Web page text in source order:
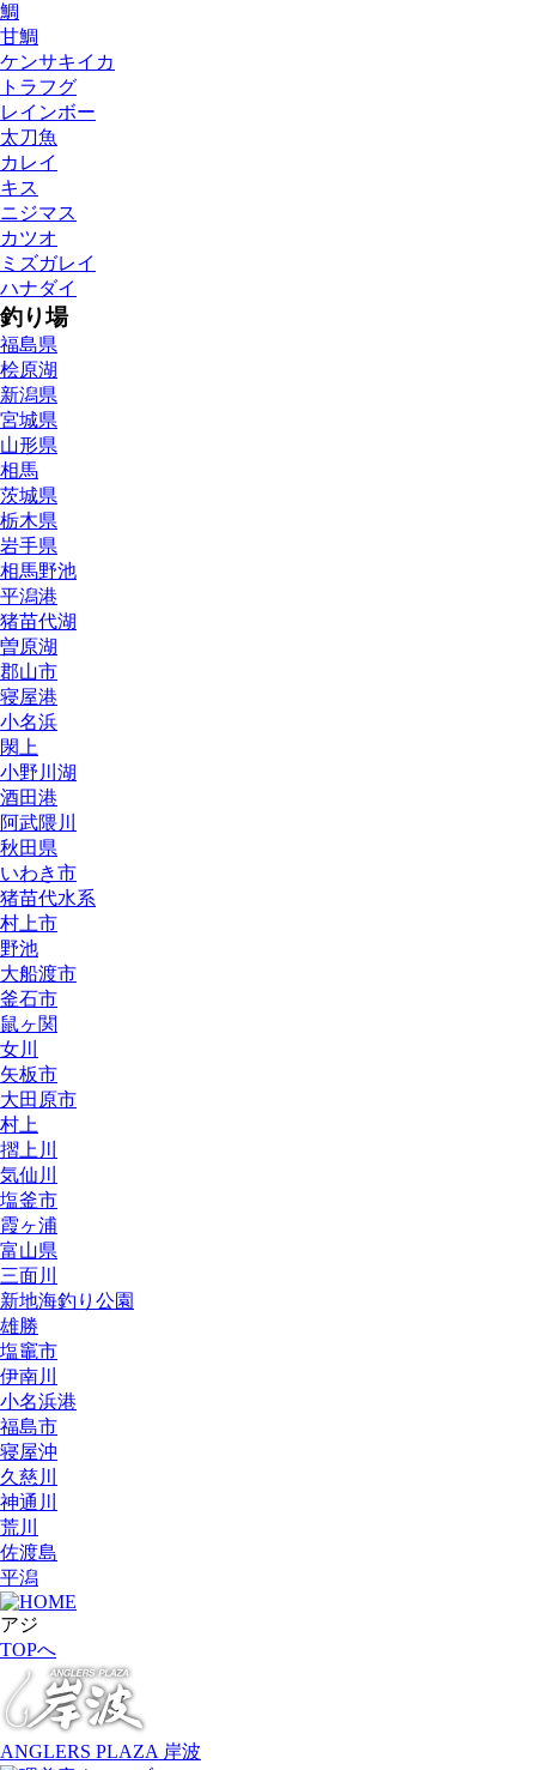
鯛
甘鯛
ケンサキイカ
トラフグ
レインボー
太刀魚
カレイ
キス
ニジマス
カツオ
ミズガレイ
ハナダイ
釣り場
福島県
桧原湖
新潟県
宮城県
山形県
相馬
茨城県
栃木県
岩手県
相馬野池
平潟港
猪苗代湖
曽原湖
郡山市
寝屋港
小名浜
閖上
小野川湖
酒田港
阿武隈川
秋田県
いわき市
猪苗代水系
村上市
野池
大船渡市
釜石市
鼠ヶ関
女川
矢板市
大田原市
村上
摺上川
気仙川
塩釜市
霞ヶ浦
富山県
三面川
新地海釣り公園
雄勝
塩竈市
伊南川
小名浜港
福島市
寝屋沖
久慈川
神通川
荒川
佐渡島
平潟
アジ
TOPへ
ANGLERS PLAZA 岸波